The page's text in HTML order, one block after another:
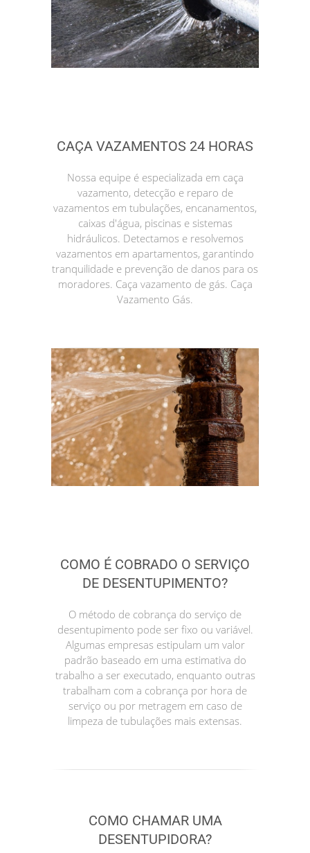
CAÇA VAZAMENTOS 24 HORAS
Nossa equipe é especializada em caça
vazamento, detecção e reparo de
vazamentos em tubulações, encanamentos,
caixas d'água, piscinas e sistemas
hidráulicos. Detectamos e resolvemos
vazamentos em apartamentos, garantindo
tranquilidade e prevenção de danos para os
moradores. Caça vazamento de gás. Caça
Vazamento Gás.
COMO É COBRADO O SERVIÇO
DE DESENTUPIMENTO?
O método de cobrança do serviço de
desentupimento pode ser fixo ou variável.
Algumas empresas estipulam um valor
padrão baseado em uma estimativa do
trabalho a ser executado, enquanto outras
trabalham com a cobrança por hora de
serviço ou por metragem em caso de
limpeza de tubulações mais extensas.
COMO CHAMAR UMA
DESENTUPIDORA?